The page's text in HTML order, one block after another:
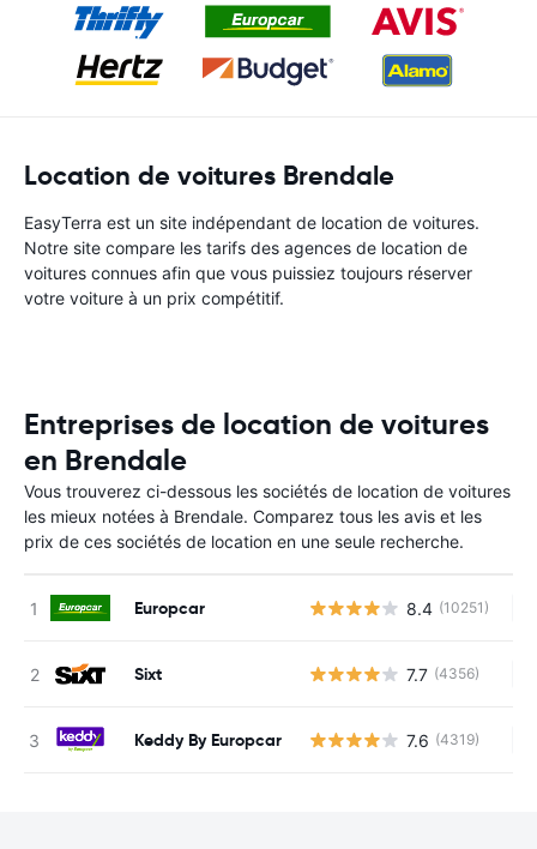
Location de voitures Brendale
EasyTerra est un site indépendant de location de voitures.
Notre site compare les tarifs des agences de location de
voitures connues afin que vous puissiez toujours réserver
votre voiture à un prix compétitif.
Entreprises de location de voitures
en Brendale
Vous trouverez ci-dessous les sociétés de location de voitures
les mieux notées à Brendale. Comparez tous les avis et les
prix de ces sociétés de location en une seule recherche.
Europcar 8.4 (10251)
Sixt 7.7 (4356)
Keddy By Europcar 7.6 (4319)